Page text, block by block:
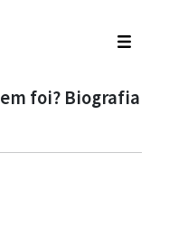
foi? Biografia